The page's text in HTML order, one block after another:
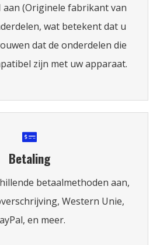
aan (Originele fabrikant van
wat betekent dat u
dat de onderdelen die
zijn met uw apparaat.
Betaling
betaalmethoden aan,
Western Unie,
en meer.